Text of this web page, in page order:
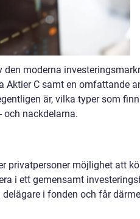
moderna
Aktier C samt en omfattande
är, vilka typer som
nackdelarna.
privatpersoner möjlighet att
i ett gemensamt
i fonden och får